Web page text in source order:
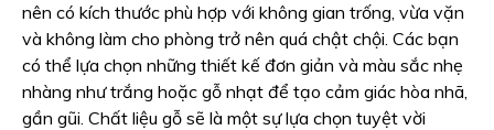
nên có kích thước phù hợp với không gian trống, vừa vặn
và không làm cho phòng trở nên quá chật chội. Các bạn
có thể lựa chọn những thiết kế đơn giản và màu sắc nhẹ
nhàng như trắng hoặc gỗ nhạt để tạo cảm giác hòa nhã,
gần gũi. Chất liệu gỗ sẽ là một sự lựa chọn tuyệt vời